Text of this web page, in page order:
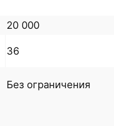
20 000
36
Без ограничения